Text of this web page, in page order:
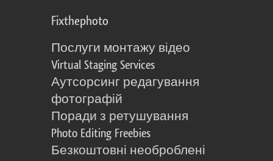
Fixthephoto
Послуги монтажу відео
Virtual Staging Services
Аутсорсинг редагування
фотографій
Поради з ретушування
Photo Editing Freebies
Безкоштовні необроблені